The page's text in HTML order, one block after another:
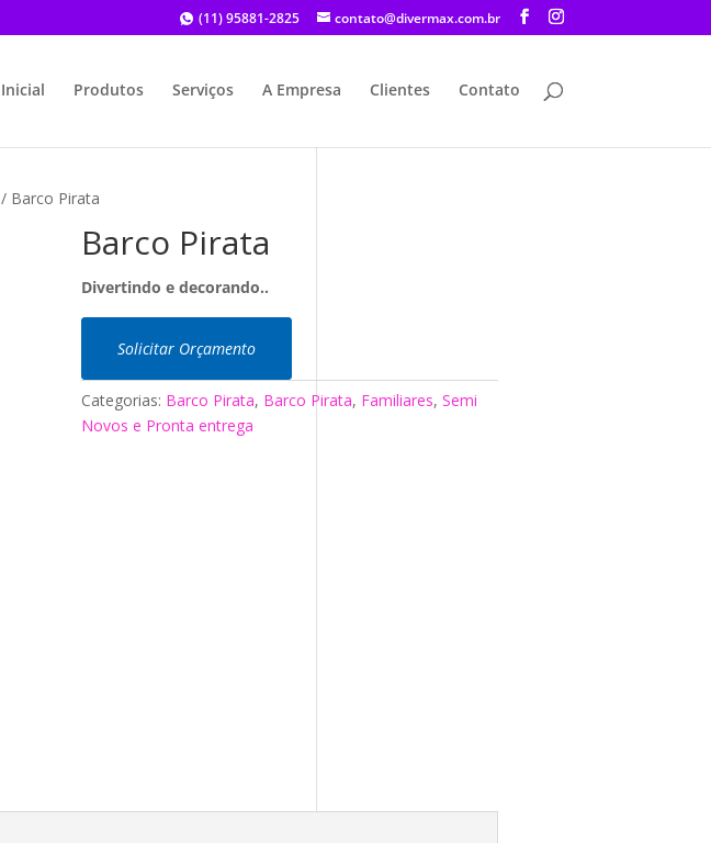
(11) 95881-2825 contato@divermax.com.br
Inicial Produtos Serviços A Empresa Clientes Contato
/ Barco Pirata
Barco Pirata
Divertindo e decorando..
Solicitar Orçamento
Categorias: Barco Pirata, Barco Pirata, Familiares,Semi
Novos e Pronta entrega